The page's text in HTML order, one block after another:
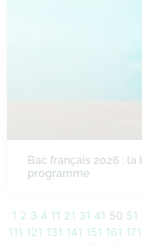
Bac français 2026 :
programme
1 2 3 4 11 21 31 41 50 51
111 121 131 141 151 161 171